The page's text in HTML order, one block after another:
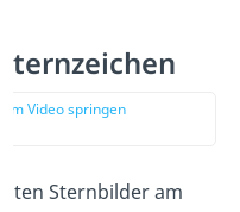
im Video springen
Sternbilder am